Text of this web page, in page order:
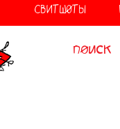
СВИТШОТЫ